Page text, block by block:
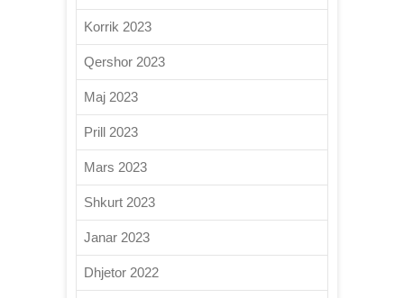
Korrik 2023
Qershor 2023
Maj 2023
Prill 2023
Mars 2023
Shkurt 2023
Janar 2023
Dhjetor 2022